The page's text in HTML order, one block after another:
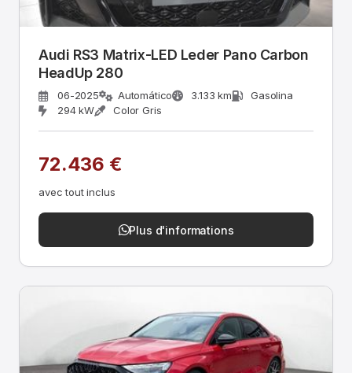
Audi RS3 Matrix-LED Leder Pano Carbon
HeadUp 280
06-2025 Automático 3.133 km
Gasolina
294 kW
Color Gris
72.436 €
avec tout inclus
Plus d'informations